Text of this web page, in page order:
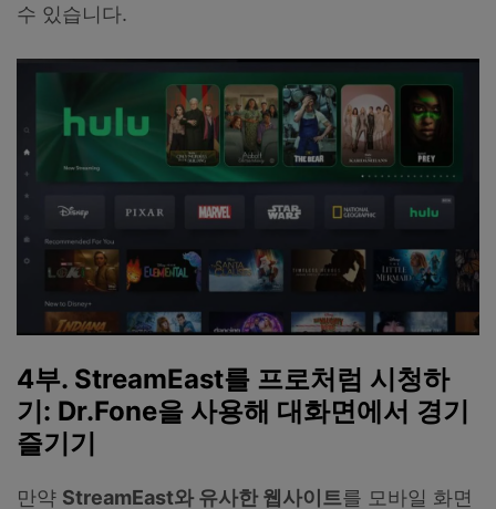
수 있습니다.
4부. StreamEast를 프로처럼 시청하
기: Dr.Fone을 사용해 대화면에서 경기
즐기기
만약 StreamEast와 유사한 웹사이트를 모바일 화면